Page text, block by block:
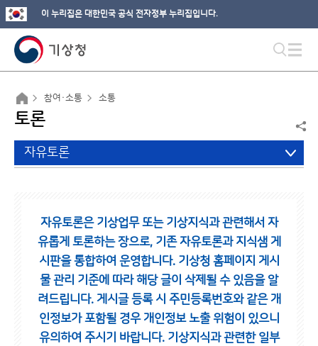
이 누리집은 대한민국 공식 전자정부 누리집입니다.
참여·소통 소통
토론
자유토론
자유토론은 기상업무 또는 기상지식과 관련해서 자
유롭게 토론하는 장으로, 기존 자유토론과 지식샘 게
시판을 통합하여 운영합니다. 기상청 홈페이지 게시
물 관리 기준에 따라 해당 글이 삭제될 수 있음을 알
려드립니다. 게시글 등록 시 주민등록번호와 같은 개
인정보가 포함될 경우 개인정보 노출 위험이 있으니
유의하여 주시기 바랍니다. 기상지식과 관련한 일부